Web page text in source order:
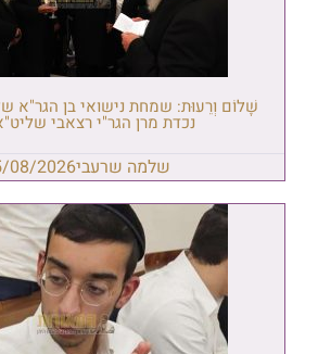
שָׁלוֹם וְרֵעוּת: שמחת נישואי בן הגר"א
נכדת מרן הגר"י רצאבי
שלמה שרעבי08/2026